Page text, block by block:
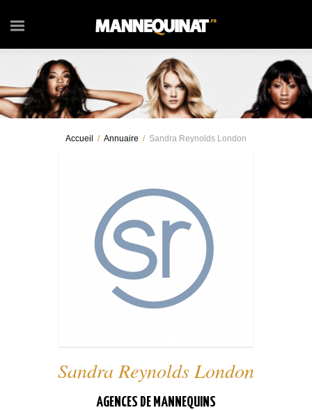
Accueil / Annuaire / Sandra Reynolds London
Sandra Reynolds London
AGENCES DE MANNEQUINS